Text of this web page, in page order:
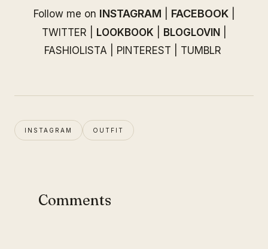
Follow me on INSTAGRAM FACEBOOK|
TWITTER
LOOKBOOK BLOGLOVIN
FASHIOLISTA
PINTEREST TUMBLR
INSTAGRAM OUTFIT
Comments